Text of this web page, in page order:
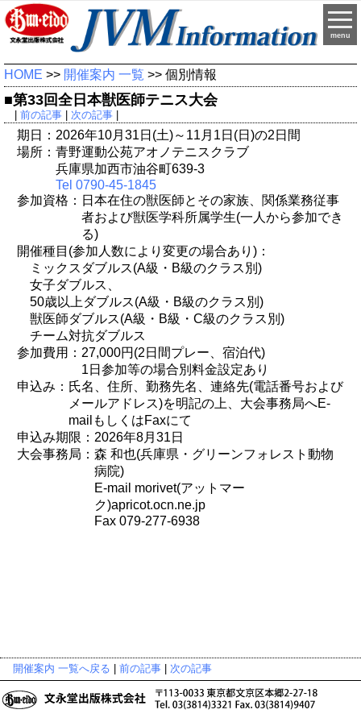
menu
HOME >> 開催案内 一覧 >> 個別情報
■第33回全日本獣医師テニス大会
| 前の記事| 次の記事|
期日：2026年10月31日(土)～11月1日(日)の2日間
場所：青野運動公苑アオノテニスクラブ
兵庫県加西市油谷町639-3
Tel 0790-45-1845
参加資格：日本在住の獣医師とその家族、関係業務従事
者および獣医学科所属学生(一人から参加でき
る)
開催種目(参加人数により変更の場合あり)：
ミックスダブルス(A級・B級のクラス別)
女子ダブルス、
50歳以上ダブルス(A級・B級のクラス別)
獣医師ダブルス(A級・B級・C級のクラス別)
チーム対抗ダブルス
参加費用：27,000円(2日間プレー、宿泊代)
1日参加等の場合別料金設定あり
申込み：氏名、住所、勤務先名、連絡先(電話番号および
メールアドレス)を明記の上、大会事務局へE-
mailもしくはFaxにて
申込み期限：2026年8月31日
大会事務局：森 和也(兵庫県・グリーンフォレスト動物
病院)
E-mail morivet(アットマー
ク)apricot.ocn.ne.jp
Fax 079-277-6938
開催案内 一覧へ戻る 前の記事 次の記事